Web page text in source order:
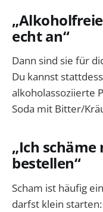
echt an“
Dann sind sie für
Du kannst
alkoholassoziierte
Soda mit Bitter/
„Ich
bestellen“
Scham ist häufig
darfst klein